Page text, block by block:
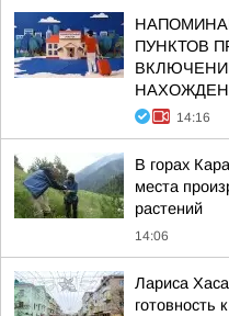
ПУНКТОВ
14:16
В горах
места
растений
14:06
Лариса
готовность